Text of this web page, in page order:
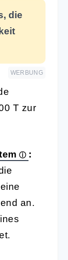
die
WERBUNG
T zur
:
an.